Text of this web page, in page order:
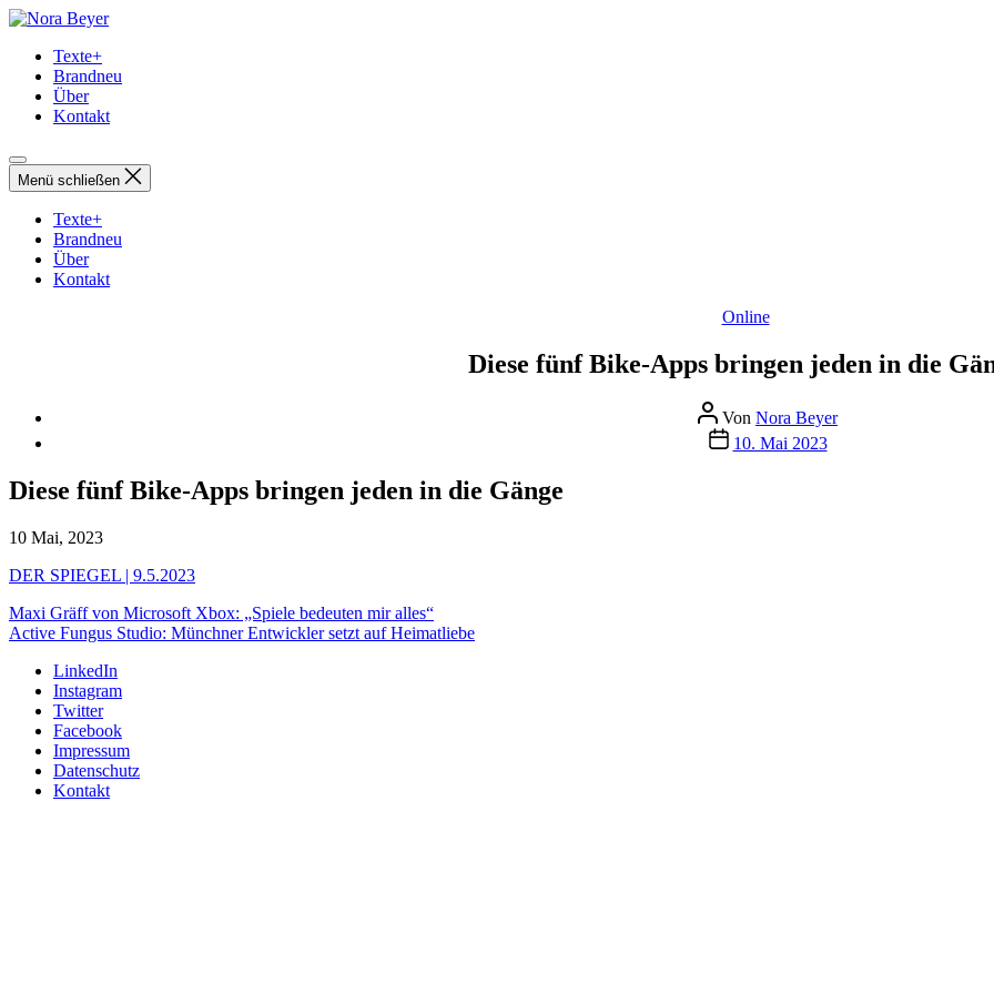
Direkt
Inhalt
wechseln
Nora
Texte+
Brandneu
Über
Kontakt
Menü schließen
Texte+
Brandneu
Über
Kontakt
Kategorien
Online
Diese fünf Bike-Apps bringen jeden in die
Beitragsautor
Von Nora Beyer
Beitragsdatum
10. Mai 2023
Diese fünf Bike-Apps bringen jeden in die Gänge
10 Mai, 2023
DER SPIEGEL | 9.5.2023
Maxi Gräff von Microsoft Xbox: „Spiele bedeuten mir alles“
Active Fungus Studio: Münchner Entwickler setzt auf Heimatliebe
LinkedIn
Instagram
Twitter
Facebook
Impressum
Datenschutz
Kontakt